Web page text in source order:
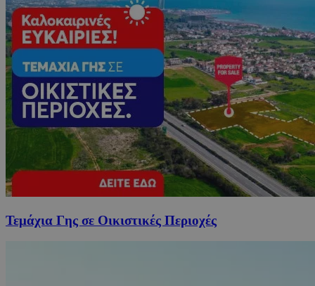
Τεμάχια Γης σε Οικιστικές Περιοχές